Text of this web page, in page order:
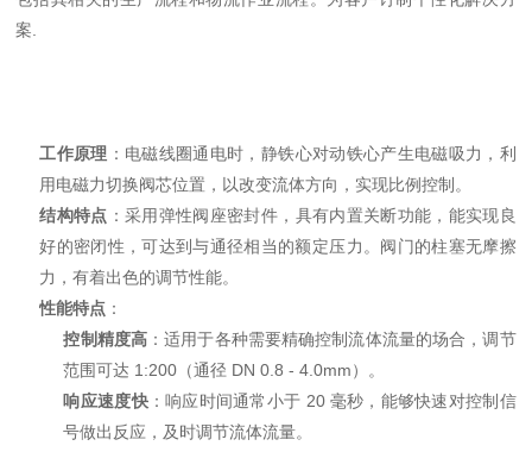
案.
工作原理 ：电磁线圈通电时，静铁心对动铁心产生电磁吸力，利
用电磁力切换阀芯位置，以改变流体方向，实现比例控制。
结构特点 ：采用弹性阀座密封件，具有内置关断功能，能实现良
好的密闭性，可达到与通径相当的额定压力。阀门的柱塞无摩擦
力，有着出色的调节性能。
性能特点 ：
控制精度高 ：适用于各种需要精确控制流体流量的场合，调节
范围可达 1:200（通径 DN 0.8 - 4.0mm）。
响应速度快：响应时间通常小于 20 毫秒，能够快速对控制信
号做出反应，及时调节流体流量。